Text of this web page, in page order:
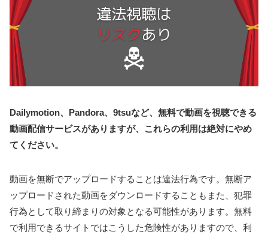
Dailymotion、Pandora、9tsuなど、無料で動画を視聴できる
動画配信サービスがありますが、これらの利用は絶対にやめ
てください。
動画を無断でアップロードすることは違法行為です。無断ア
ップロードされた動画をダウンロードすることもまた、犯罪
行為として取り締まりの対象となる可能性があります。無料
で利用できるサイトではこうした危険性がありますので、利